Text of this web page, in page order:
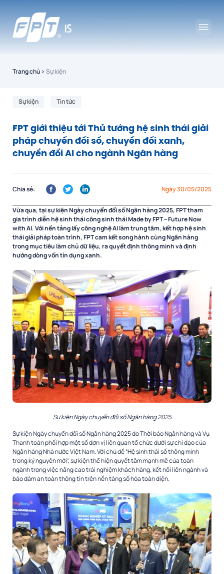
Trang chủ › Sự kiện
Sự kiện Tin tức
FPT giới thiệu tới Thủ tướng hệ sinh thái giải
pháp chuyển đổi số, chuyển đổi xanh,
chuyển đổi AI cho ngành Ngân hàng
Ngày 30/05/2025
Chia sẻ:
Vừa qua, tại sự kiện Ngày chuyển đổi số Ngân hàng 2025, FPT tham
gia trình diễn hệ sinh thái công sinh thái Made by FPT – Future Now
with AI. Với nền tảng lấy công nghệ AI làm trung tâm, kết hợp hệ sinh
thái giải pháp toàn trình, FPT cam kết song hành cùng Ngân hàng
trong mục tiêu làm chủ dữ liệu, ra quyết định thông minh và định
hướng dòng vốn tín dụng xanh.
Sự kiện Ngày chuyển đổi số Ngân hàng 2025
Sự kiện Ngày chuyển đổi số Ngân hàng 2025 do Thời báo Ngân hàng và Vụ
Thanh toán phối hợp một số đơn vị liên quan tổ chức dưới sự chỉ đạo của
Ngân hàng Nhà nước Việt Nam. Với chủ đề “Hệ sinh thái số thông minh
trong kỷ nguyên mới”, sự kiện thể hiện quyết tâm mạnh mẽ của toàn
ngành trong việc nâng cao trải nghiệm khách hàng, kết nối liên ngành và
bảo đảm an toàn thông tin trên nền tảng số hóa toàn diện.